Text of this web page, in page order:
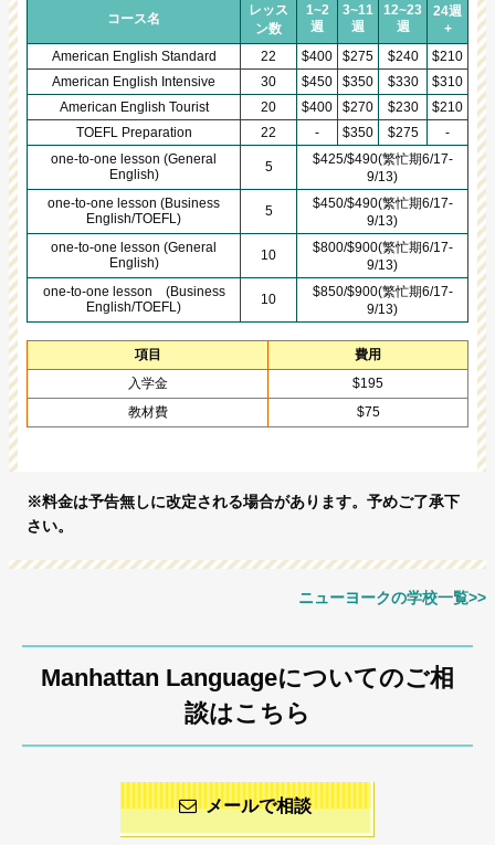
コース名
レッス
ン数
1~2
週
3~11
週
12~23
週
24週
+
American English Standard
22 $400 $275 $240
$210
American English Intensive
30 $450 $350 $330
$310
American English Tourist
20 $400 $270 $230
$210
TOEFL Preparation
22 - $350 $275
-
one-to-one lesson (General
English)
5
$425/$490(繁忙期6/17-
9/13)
one-to-one lesson (Business
English/TOEFL)
5
$450/$490(繁忙期6/17-
9/13)
one-to-one lesson (General
English)
10
$800/$900(繁忙期6/17-
9/13)
one-to-one lesson (Business
English/TOEFL)
10
$850/$900(繁忙期6/17-
9/13)
項目
費用
入学金
$195
教材費
$75
※料金は予告無しに改定される場合があります。予めご了承下
さい。
ニューヨークの学校一覧>>
Manhattan Languageについてのご相
談はこちら
メールで相談